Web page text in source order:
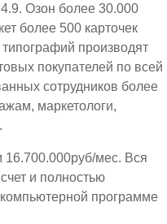
Озон более 30.000
более 500 карточек
производят
покупателей по всей
сотрудников более
маркетологи,
16.700.000руб/мес. Вся
и полностью
программе